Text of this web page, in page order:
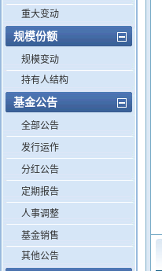
重大变动
规模份额
规模变动
持有人结构
基金公告
全部公告
发行运作
分红公告
定期报告
人事调整
基金销售
其他公告